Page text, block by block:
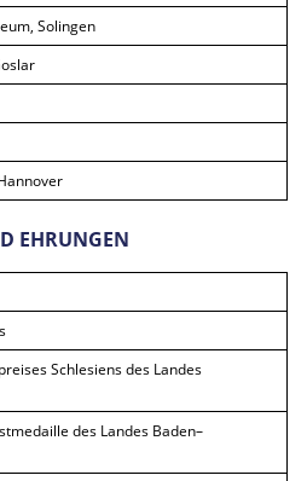
Solingen
EHRUNGEN
Schlesiens des Landes
des Landes Baden–